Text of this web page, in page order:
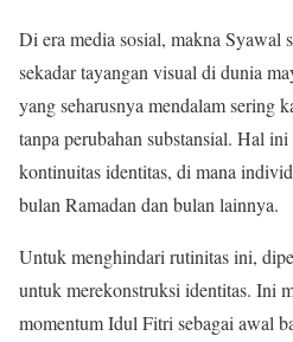
Di era media sosial, makna Syawal
sekadar tayangan visual di dunia
yang seharusnya mendalam sering
tanpa perubahan substansial. Hal
kontinuitas identitas, di mana
bulan Ramadan dan bulan lainnya.
Untuk menghindari rutinitas ini,
untuk merekonstruksi identitas. Ini
momentum Idul Fitri sebagai awal